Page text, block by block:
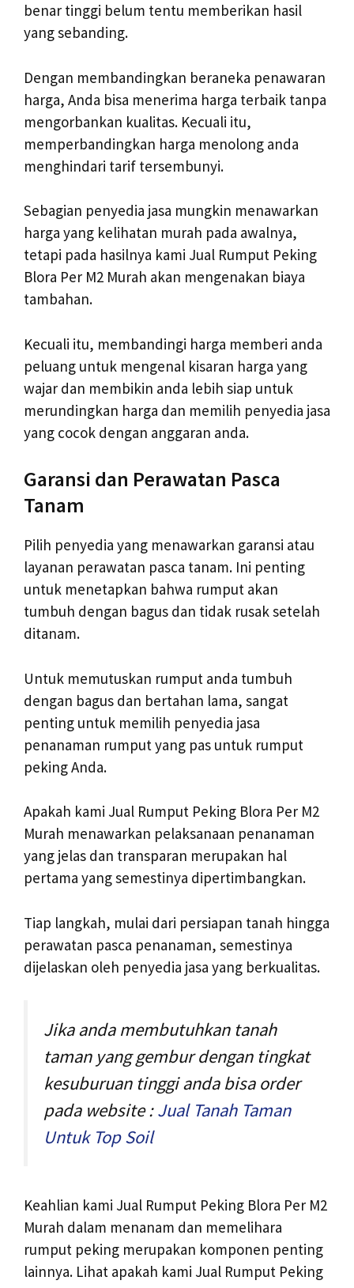
benar tinggi belum tentu memberikan hasil
yang sebanding.
Dengan membandingkan beraneka penawaran
harga, Anda bisa menerima harga terbaik tanpa
mengorbankan kualitas. Kecuali itu,
memperbandingkan harga menolong anda
menghindari tarif tersembunyi.
Sebagian penyedia jasa mungkin menawarkan
harga yang kelihatan murah pada awalnya,
tetapi pada hasilnya kami Jual Rumput Peking
Blora Per M2 Murah akan mengenakan biaya
tambahan.
Kecuali itu, membandingi harga memberi anda
peluang untuk mengenal kisaran harga yang
wajar dan membikin anda lebih siap untuk
merundingkan harga dan memilih penyedia jasa
yang cocok dengan anggaran anda.
Garansi dan Perawatan Pasca
Tanam
Pilih penyedia yang menawarkan garansi atau
layanan perawatan pasca tanam. Ini penting
untuk menetapkan bahwa rumput akan
tumbuh dengan bagus dan tidak rusak setelah
ditanam.
Untuk memutuskan rumput anda tumbuh
dengan bagus dan bertahan lama, sangat
penting untuk memilih penyedia jasa
penanaman rumput yang pas untuk rumput
peking Anda.
Apakah kami Jual Rumput Peking Blora Per M2
Murah menawarkan pelaksanaan penanaman
yang jelas dan transparan merupakan hal
pertama yang semestinya dipertimbangkan.
Tiap langkah, mulai dari persiapan tanah hingga
perawatan pasca penanaman, semestinya
dijelaskan oleh penyedia jasa yang berkualitas.
Jika anda membutuhkan tanah
taman yang gembur dengan tingkat
kesuburuan tinggi anda bisa order
pada website :Jual Tanah Taman
Untuk Top Soil
Keahlian kami Jual Rumput Peking Blora Per M2
Murah dalam menanam dan memelihara
rumput peking merupakan komponen penting
lainnya. Lihat apakah kami Jual Rumput Peking